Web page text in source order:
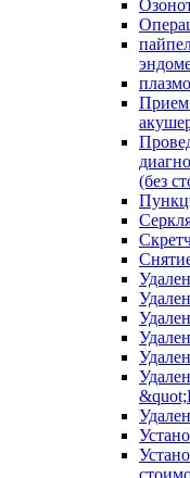
Прием
(без